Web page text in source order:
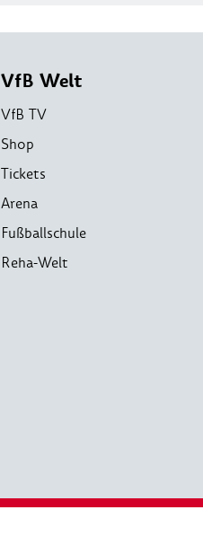
VfB Welt
VfB TV
Shop
Tickets
Arena
Fußballschule
Reha-Welt